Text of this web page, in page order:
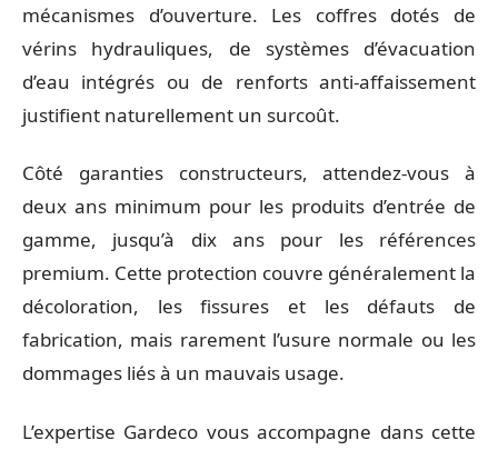
mécanismes d’ouverture. Les coffres dotés de
vérins hydrauliques, de systèmes d’évacuation
d’eau intégrés ou de renforts anti-affaissement
justifient naturellement un surcoût.
Côté garanties constructeurs, attendez-vous à
deux ans minimum pour les produits d’entrée de
gamme, jusqu’à dix ans pour les références
premium. Cette protection couvre généralement la
décoloration, les fissures et les défauts de
fabrication, mais rarement l’usure normale ou les
dommages liés à un mauvais usage.
L’expertise Gardeco vous accompagne dans cette